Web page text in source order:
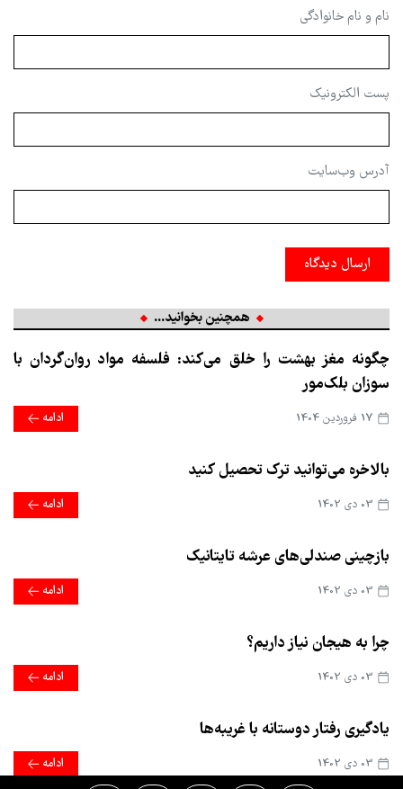
نام و نام خانوادگی
پست الکترونیک
آدرس وب‌سایت
ارسال دیدگاه
همچنین بخوانید...
چگونه مغز بهشت را خلق می‌کند: فلسفه مواد روان‌گردان با
سوزان بلک‌مور
ادامه
بالاخره می‌توانید ترک تحصیل کنید
ادامه
بازچینی صندلی‌های عرشه تایتانیک
ادامه
چرا به هیجان نیاز داریم؟
ادامه
یادگیری رفتار دوستانه با غریبه‌ها
ادامه